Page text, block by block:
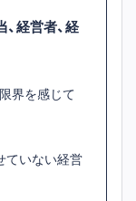
、経営者、経
界を感じて
ていない経営